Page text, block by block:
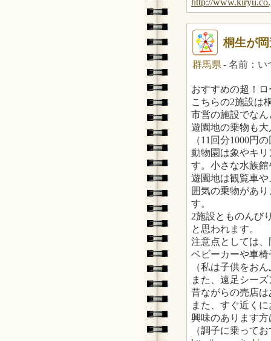
http://
桐生が
群馬県 - 名前：
おすすめの超！
こちらの2施設は
市営の施設でな
遊園地の乗物も大
（11回分1000円
動物園は象やキ
す。小さな水族
遊園地は観覧車
囲気の乗物があ
す。
2施設とものんび
と思われます。
注意点としては
ベビーカーや車
（私は子供をお
また、遠足シー
昔ながらの売店
また、すぐ近く
興味のあります
（調子に乗って